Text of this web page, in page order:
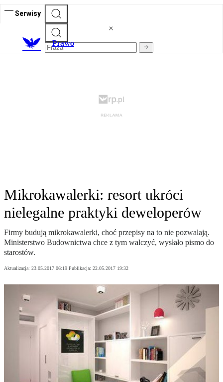
Serwisy
Prawo
Mikrokawalerki: resort ukróci
nielegalne praktyki deweloperów
Firmy budują mikrokawalerki, choć przepisy na to nie pozwalają.
Ministerstwo Budownictwa chce z tym walczyć, wysłało pismo do
starostów.
Aktualizacja: 23.05.2017 06:19 Publikacja: 22.05.2017 19:32